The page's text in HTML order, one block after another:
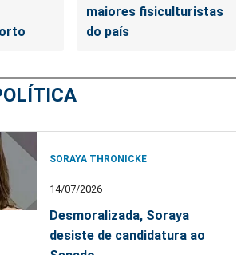
maiores fisiculturistas
do país
SORAYA THRONICKE
14/07/2026
Desmoralizada, Soraya
desiste de candidatura ao